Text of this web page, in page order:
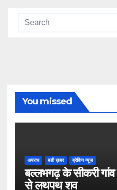
You missed
अपराध बडी ख़बर ब्रेकिंग न्यूज़
बल्लभगढ़ के सीकरी
से लथपथ शव